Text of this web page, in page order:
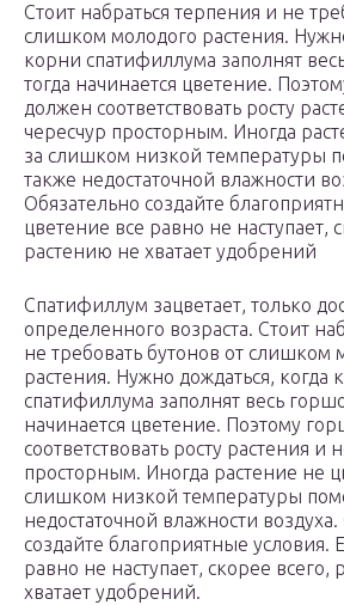
Стоит набраться терпения и не
слишком молодого растения.
корни спатифиллума заполнят
тогда начинается цветение.
должен соответствовать росту
чересчур просторным. Иногда
за слишком низкой температуры
также недостаточной влажности
Обязательно создайте
цветение все равно не наступает,
растению не хватает удобрений
Спатифиллум зацветает, только
определенного возраста. Стоит
не требовать бутонов от слишком
растения. Нужно дождаться, когда
спатифиллума заполнят весь
начинается цветение. Поэтому
соответствовать росту растения и
просторным. Иногда растение не
слишком низкой температуры
недостаточной влажности
создайте благоприятные условия.
равно не наступает, скорее всего,
хватает удобрений.